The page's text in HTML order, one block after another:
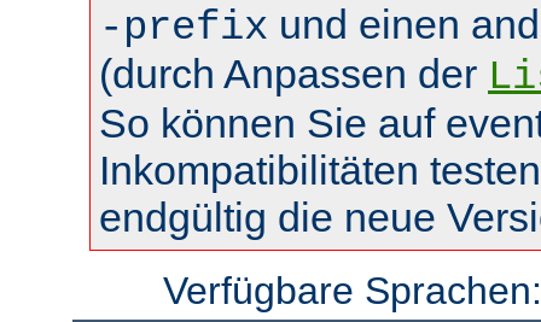
-prefix und einen
(durch Anpassen der
So können Sie auf
Inkompatibilitäten
endgültig die neue
Verfügbare